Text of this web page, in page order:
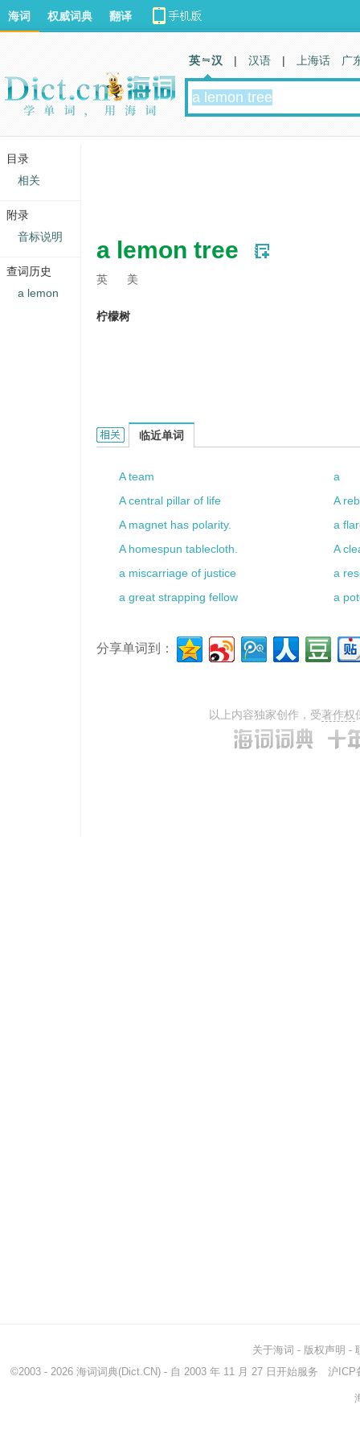
a lemon tree
英 美
柠檬树
a lemon tree的相关资料：
临近单词
A team
a
A central pillar of life
A
A magnet has polarity.
a
A homespun tablecloth.
A
a miscarriage of justice
a
a great strapping fellow
a
分享单词到：
以上内容独家创作，受著作权
海词 权威词典 翻译
英 汉 | 汉语 | 上海话 广
关于海词 - 版权声明 -
©2003 - 2026 海词词典(Dict.CN) - 自 2003 年 11 月 27 日开始服务 沪ICP
目录
相关
附录
音标说明
查词历史
a lemon